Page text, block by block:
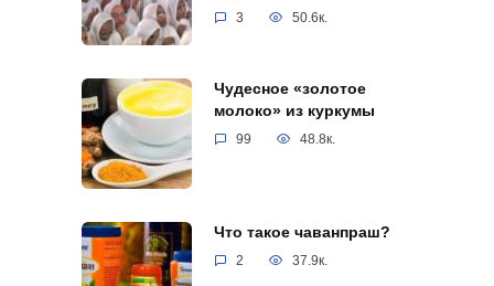
3 50.6к.
Чудесное «золотое
молоко» из куркумы
99 48.8к.
Что такое чаванпраш?
2 37.9к.